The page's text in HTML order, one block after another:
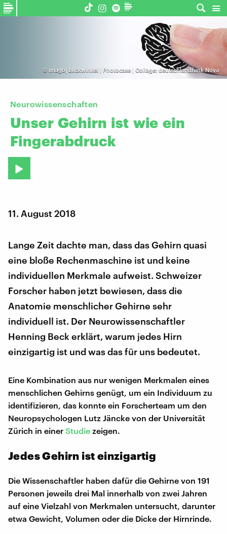
© imago| blickwinkel | Photocase | Collage: deutschlandfunk Nova
Neurowissenschaften
Unser Gehirn ist wie ein
Fingerabdruck
11. August 2018
Lange Zeit dachte man, dass das Gehirn quasi
eine bloße Rechenmaschine ist und keine
individuellen Merkmale aufweist. Schweizer
Forscher haben jetzt bewiesen, dass die
Anatomie menschlicher Gehirne sehr
individuell ist. Der Neurowissenschaftler
Henning Beck erklärt, warum jedes Hirn
einzigartig ist und was das für uns bedeutet.
Eine Kombination aus nur wenigen Merkmalen eines
menschlichen Gehirns genügt, um ein Individuum zu
identifizieren, das konnte ein Forscherteam um den
Neuropsychologen Lutz Jäncke von der Universität
Zürich in einer Studie zeigen.
Jedes Gehirn ist einzigartig
Die Wissenschaftler haben dafür die Gehirne von 191
Personen jeweils drei Mal innerhalb von zwei Jahren
auf eine Vielzahl von Merkmalen untersucht, darunter
etwa Gewicht, Volumen oder die Dicke der Hirnrinde.